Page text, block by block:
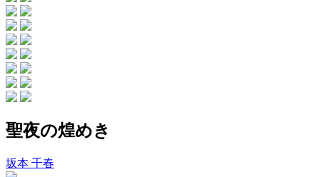
聖夜の煌めき
坂本 千春